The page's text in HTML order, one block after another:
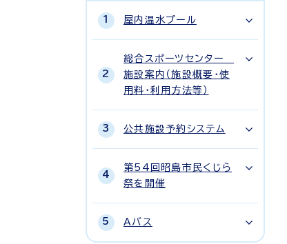
屋内温水プール
総合スポーツセンター
施設案内（施設概要・使
用料・利用方法等）
公共施設予約システム
第54回昭島市民くじら
祭を開催
Aバス